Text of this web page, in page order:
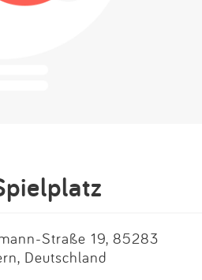
Straße 19, 85283
Deutschland